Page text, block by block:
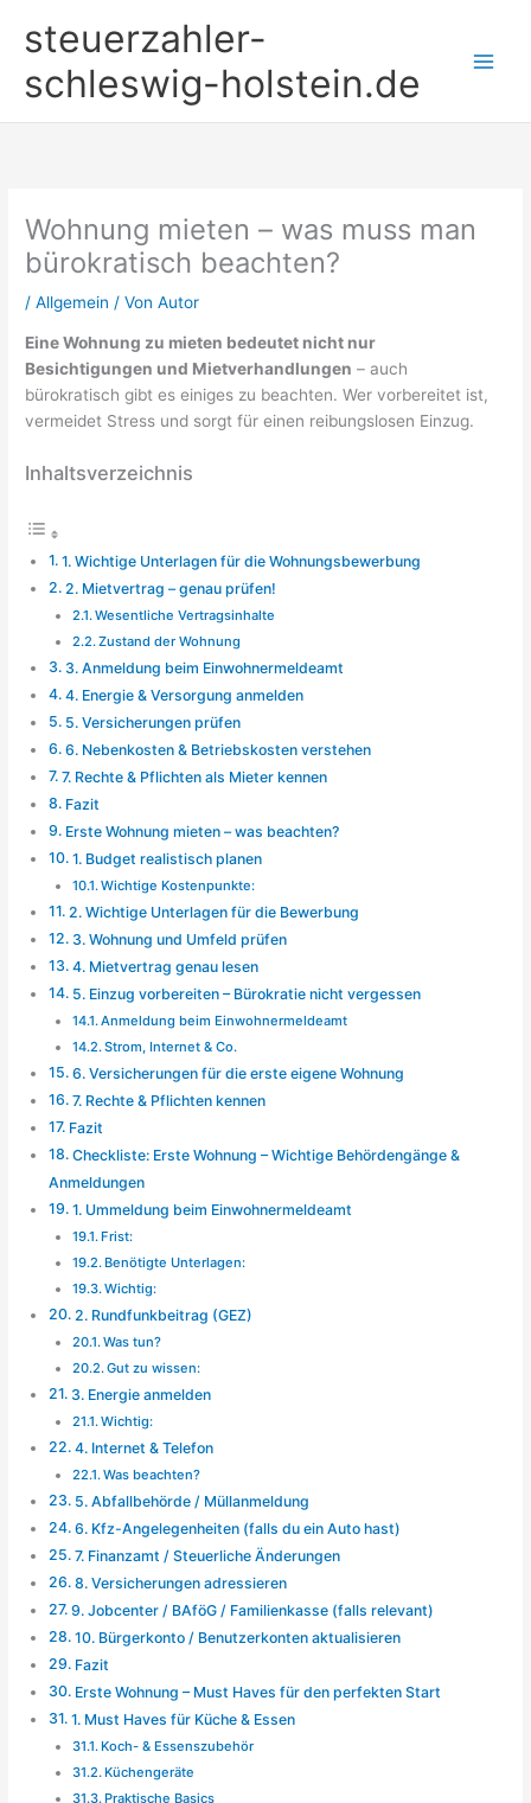
Inhaltsteuerzahler-
schleswig-holstein.de
Wohnung mieten – was muss man
bürokratisch beachten?
/Allgemein / VonAutor
Eine Wohnung zu mieten bedeutet nicht nur
Besichtigungen und Mietverhandlungen – auch
bürokratisch gibt es einiges zu beachten. Wer vorbereitet ist,
vermeidet Stress und sorgt für einen reibungslosen Einzug.
Inhaltsverzeichnis
1. Wichtige Unterlagen für die Wohnungsbewerbung
2. Mietvertrag – genau prüfen!
Wesentliche Vertragsinhalte
Zustand der Wohnung
3. Anmeldung beim Einwohnermeldeamt
4. Energie & Versorgung anmelden
5. Versicherungen prüfen
6. Nebenkosten & Betriebskosten verstehen
7. Rechte & Pflichten als Mieter kennen
Fazit
Erste Wohnung mieten – was beachten?
1. Budget realistisch planen
Wichtige Kostenpunkte:
2. Wichtige Unterlagen für die Bewerbung
3. Wohnung und Umfeld prüfen
4. Mietvertrag genau lesen
5. Einzug vorbereiten – Bürokratie nicht vergessen
Anmeldung beim Einwohnermeldeamt
Strom, Internet & Co.
6. Versicherungen für die erste eigene Wohnung
7. Rechte & Pflichten kennen
Fazit
Checkliste: Erste Wohnung – Wichtige Behördengänge &
Anmeldungen
1. Ummeldung beim Einwohnermeldeamt
Frist:
Benötigte Unterlagen:
Wichtig:
2. Rundfunkbeitrag (GEZ)
Was tun?
Gut zu wissen:
3. Energie anmelden
Wichtig:
4. Internet & Telefon
Was beachten?
5. Abfallbehörde / Müllanmeldung
6. Kfz-Angelegenheiten (falls du ein Auto hast)
7. Finanzamt / Steuerliche Änderungen
8. Versicherungen adressieren
9. Jobcenter / BAföG / Familienkasse (falls relevant)
10. Bürgerkonto / Benutzerkonten aktualisieren
Fazit
Erste Wohnung – Must Haves für den perfekten Start
1. Must Haves für Küche & Essen
Koch- & Essenszubehör
Küchengeräte
Praktische Basics